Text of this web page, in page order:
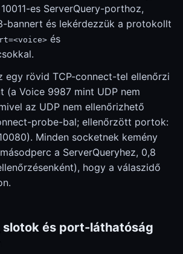
es ServerQuery-porthoz,
bannert és lekérdezzük a protokollt
és
egy rövid TCP-connect-tel ellenőrzi
(a Voice 9987 mint UDP nem
az UDP nem ellenőrizhető
probe-bal; ellenőrzött portok:
Minden socketnek kemény
a ServerQueryhez, 0,8
hogy a válaszidő
slotok és port-láthatóság